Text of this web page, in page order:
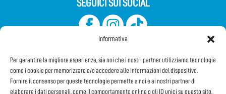
Informativa
Per garantire la migliore esperienza, sia noi che i nostri partner utilizziamo tecnologie
come i cookie per memorizzare e/o accedere alle informazioni del dispositivo.
Fornire il consenso per queste tecnologie permette a noi e ai nostri partner di
elaborare i dati personali, come il comportamento online o gli ID unici su questo sito.
SEGUICI SUI SOCIAL